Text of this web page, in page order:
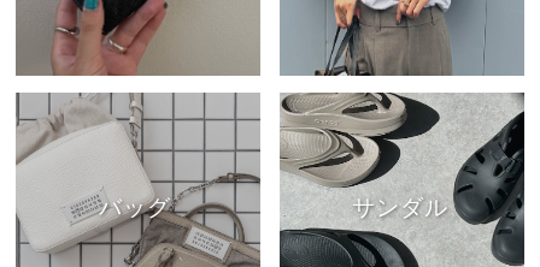
バッグ サンダル